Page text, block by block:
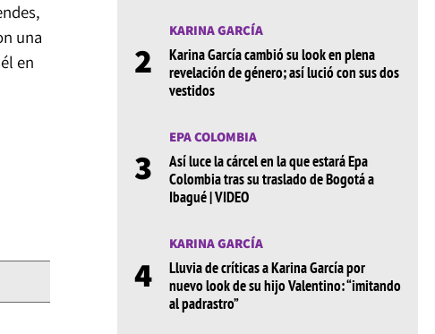
una
en
2
KARINA GARCÍA
Karina García cambió su look en plena
revelación de género; así lució con sus dos
vestidos
3
EPA COLOMBIA
Así luce la cárcel en la que estará Epa
Colombia tras su traslado de Bogotá a
Ibagué | VIDEO
4
KARINA GARCÍA
Lluvia de críticas a Karina García por
nuevo look de su hijo Valentino: “imitando
al padrastro”